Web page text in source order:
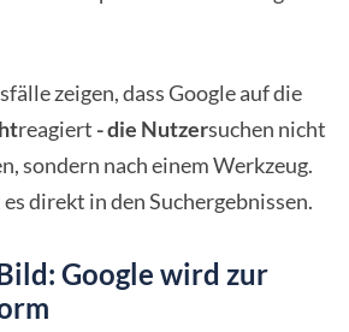
zeigen, dass Google auf die
reagiert - die Nutzersuchen nicht
sondern nach einem Werkzeug.
direkt in den Suchergebnissen.
Google wird zur